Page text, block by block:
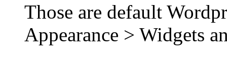
Those are default
Appearance > Widgets